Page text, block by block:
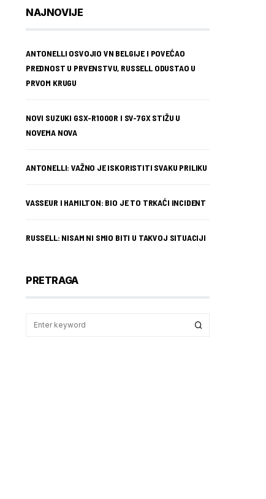
NAJNOVIJE
ANTONELLI OSVOJIO VN BELGIJE I POVEĆAO
PREDNOST U PRVENSTVU, RUSSELL ODUSTAO U
PRVOM KRUGU
NOVI SUZUKI GSX-R1000R I SV-7GX STIŽU U
NOVEMA NOVA
ANTONELLI: VAŽNO JE ISKORISTITI SVAKU PRILIKU
VASSEUR I HAMILTON: BIO JE TO TRKAĆI INCIDENT
RUSSELL: NISAM NI SMIO BITI U TAKVOJ SITUACIJI
PRETRAGA